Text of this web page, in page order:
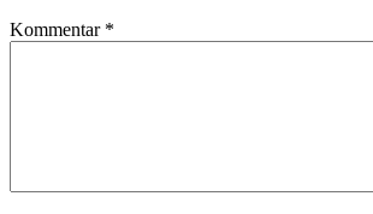
Kommentar *